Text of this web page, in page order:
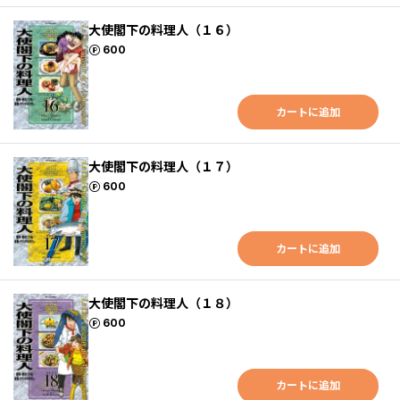
大使閣下の料理人（１６）
600
ポイント
カートに追加
大使閣下の料理人（１７）
600
ポイント
カートに追加
大使閣下の料理人（１８）
600
ポイント
カートに追加